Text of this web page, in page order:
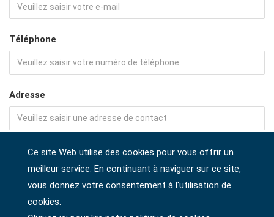
Téléphone
Adresse
Société
Pays *
Ce site Web utilise des cookies pour vous offrir un
meilleur service. En continuant à naviguer sur ce site,
vous donnez votre consentement à l'utilisation de
cookies.